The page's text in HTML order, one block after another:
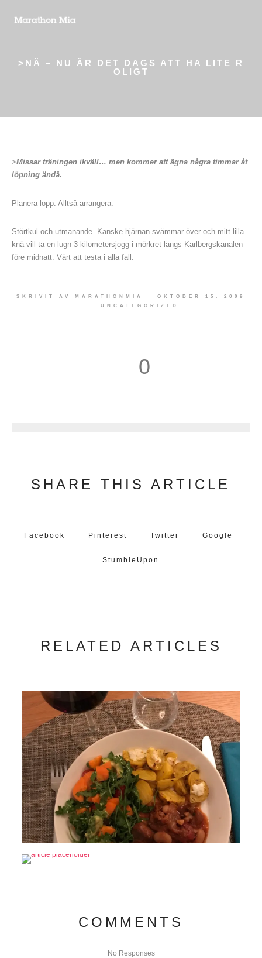
>NÄ – NU ÄR DET DAGS ATT HA LITE R
OLIGT
>Missar träningen ikväll… men kommer att ägna några timmar åt
löpning ändå.
Planera lopp. Alltså arrangera.
Störtkul och utmanande. Kanske hjärnan svämmar över och mitt lilla
knä vill ta en lugn 3 kilometersjogg i mörkret längs Karlbergskanalen
före midnatt. Värt att testa i alla fall.
SKRIVIT AV MARATHONMIA
OKTOBER 15, 2009
UNCATEGORIZED
0
SHARE THIS ARTICLE
Facebook Pinterest Twitter Google+
StumbleUpon
RELATED ARTICLES
COMMENTS
No Responses